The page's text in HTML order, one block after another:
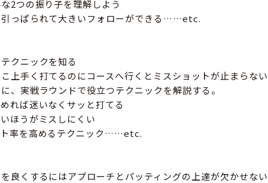
2つの振り子を理解しよう
引っぱられて大きいフォローができる……etc.
クニックを知る
上手く打てるのにコースへ行くとミスショットが止まらな
、実戦ラウンドで役立つテクニックを解説する。
れば迷いなくサッと打てる
ほうがミスしにくい
ト率を高めるテクニック……etc.
良くするにはアプローチとパッティングの上達が欠かせな